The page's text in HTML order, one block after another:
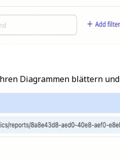
Diagrammen blättern